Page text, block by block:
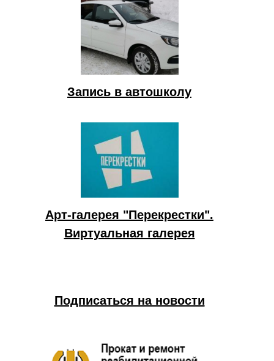
Запись в автошколу
Арт-галерея "Перекрестки".
Виртуальная галерея
Подписаться на новости